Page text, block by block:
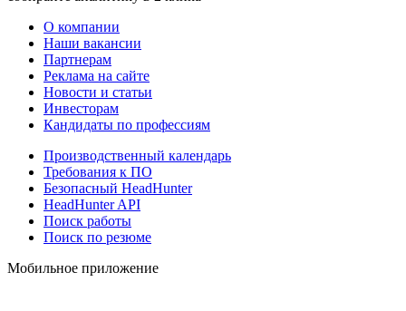
О компании
Наши вакансии
Партнерам
Реклама на сайте
Новости и статьи
Инвесторам
Кандидаты по профессиям
Производственный календарь
Требования к ПО
Безопасный HeadHunter
HeadHunter API
Поиск работы
Поиск по резюме
Мобильное приложение